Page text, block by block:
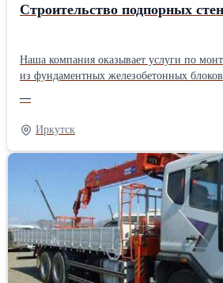
Строительство подпорных
Наша компания оказывает услуги по
из фундаментных железобетонных
Мы являемся производителями
имеем возможность изготовить
размеров. Организуем доставку блоков и всего необходимого
материала, услуги спецтехники, а также
Большой опыт работы в данной сфере
монтаж качественно и в короткие
Собственное производство
—
Иркутск